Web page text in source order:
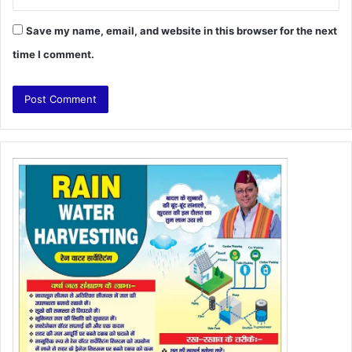
Save my name, email, and website in this browser for the next
time I comment.